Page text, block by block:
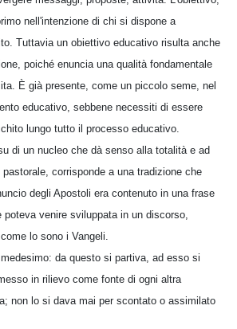
nell'intenzione di chi si dispone a
Tuttavia un obiettivo educativo risulta anche
poiché enuncia una qualità fondamentale
È già presente, come un piccolo seme, nel
educativo, sebbene necessiti di essere
lungo tutto il processo educativo.
di un nucleo che dà senso alla totalità e ad
corrisponde a una tradizione che
degli Apostoli era contenuto in una frase
venire sviluppata in un discorso,
lo sono i Vangeli.
da questo si partiva, ad esso si
in rilievo come fonte di ogni altra
non lo si dava mai per scontato o assimilato